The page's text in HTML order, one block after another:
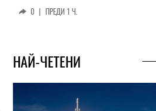
Ultra – ново име,
НАЙ-ЧЕТЕНИ